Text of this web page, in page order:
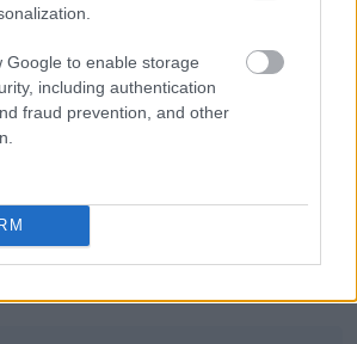
Google to enable storage
including authentication
fraud prevention, and other
w odpowiedzi na
oniemieć
Peru